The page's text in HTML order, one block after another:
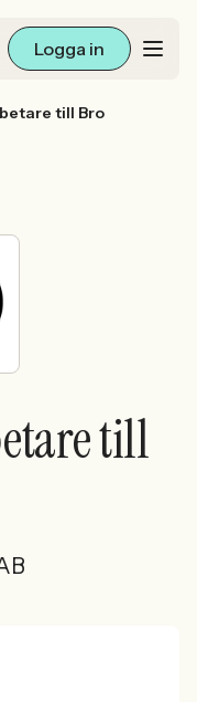
Logga in
till Bro
till